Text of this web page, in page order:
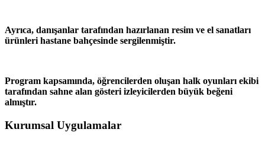
Ayrıca, danışanlar tarafından hazırlanan resim ve el sanatları
ürünleri hastane bahçesinde sergilenmiştir.
Program kapsamında, öğrencilerden oluşan halk oyunları ekibi
tarafından sahne alan gösteri izleyicilerden büyük beğeni
almıştır.
Kurumsal Uygulamalar